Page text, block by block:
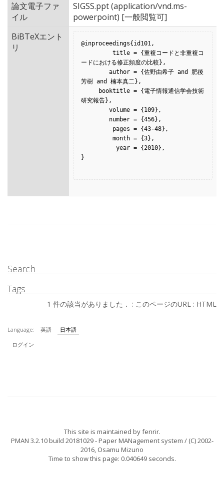
論文電子ファ
イル
SIGSS.ppt(application/vnd.ms-
powerpoint) [一般閲覧可]
BiBTeXエント
リ
@inproceedings{id101,
ードにおける修正頻度の比較},
芳樹 and 楠本真二},
研究報告},
}
Search
Tags
1 件の該当がありました． : このページのURL : HTML
Language: 英語
日本語
ログイン
This site is maintained byfenrir.
PMAN 3.2.10 build 20181029- Paper MANagement system / (C) 2002-
2016, Osamu Mizuno
Time to show this page: 0.040649 seconds.